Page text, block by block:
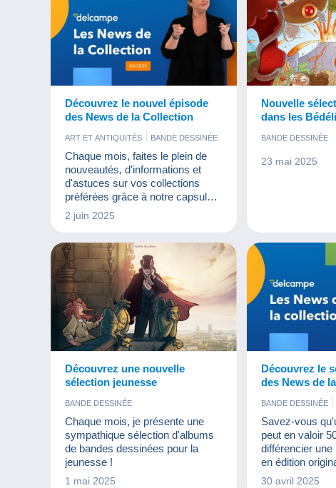
Découvrez le nouvel épisode
des News de la Collection
ART ET ANTIQUITÉS
BANDE DESSINÉE
CARTES POSTALES
MONNAIES & BILLETS
TIMBRES
Chaque mois, faites le plein de
nouveautés, d'informations et
d'astuces sur vos collections
préférées grâce à notre capsule
des News de la Collection !
2 juin 2025
Nouvelle
dans les
BANDE DESSINÉE
23 mai 2025
Découvrez une nouvelle
sélection jeunesse
BANDE DESSINÉE
Chaque mois, je présente une
sympathique sélection d'albums
de bandes dessinées pour la
jeunesse !
1 mai 2025
Découvrez le
des News de
BANDE DESSINÉE
PHOTOGRAPHIE
VIEUX
Savez-vous
peut en valoir
différencier
en édition
ou d'une
30 avril 2025